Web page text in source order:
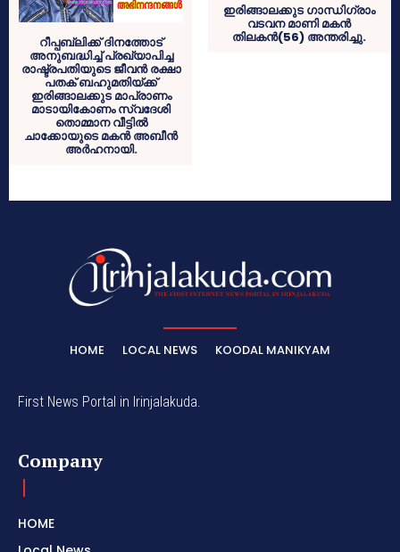
റീപ്പബ്ലിക്ക് ദിനത്തോട്
അനുബദ്ധിച്ച് പ്രഖ്യാപിച്ച
രാഷ്ട്രപതിയുടെ ജീവന്‍ രക്ഷാ
പതക് ബഹുമതിയ്ക്ക്
ഇരിങ്ങാലക്കുട മാപ്രാണം
മാടായികോണം സ്വദേശി
തൊമ്മാന വീട്ടില്‍
ചാക്കോയുടെ മകന്‍ അബീന്‍
അര്‍ഹനായി.
ഇരിങ്ങാലക്കുട ഗാന്ധിഗ്രാം
വടവന മാണി മകന്‍
തിലകന്‍(56) അന്തരിച്ചു.
HOME LOCAL NEWS KOODAL MANIKYAM
First News Portal in Irinjalakuda.
Company
HOME